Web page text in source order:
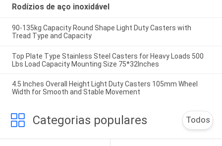
Rodízios de aço inoxidável
90-135kg Capacity Round Shape Light Duty Casters with
Tread Type and Capacity
Top Plate Type Stainless Steel Casters for Heavy Loads 500
Lbs Load Capacity Mounting Size 75*32Inches
4.5 Inches Overall Height Light Duty Casters 105mm Wheel
Width for Smooth and Stable Movement
Categorias populares Todos